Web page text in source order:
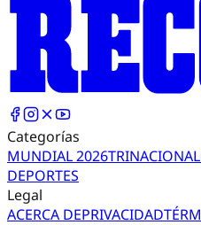
Categorías
MUNDIAL 2026TRINACIONAL
DEPORTES
Legal
ACERCA DEPRIVACIDAD